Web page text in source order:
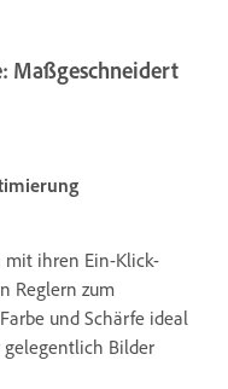
Maßgeschneidert
mit ihren Ein-Klick-
Reglern zum
und Schärfe ideal
gelegentlich Bilder